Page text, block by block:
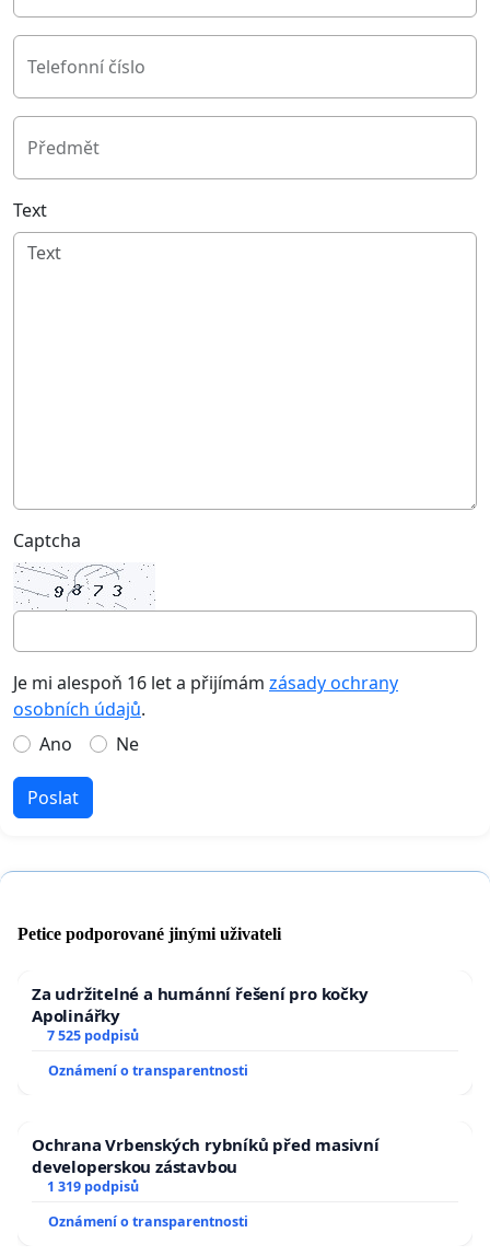
Telefonní číslo
Předmět
Text
Captcha
Je mi alespoň 16 let a přijímám zásady ochrany
osobních údajů.
Ano
Ne
Poslat
Petice podporované jinými uživateli
Za udržitelné a humánní řešení pro kočky
Apolinářky
7 525 podpisů
Oznámení o transparentnosti
Ochrana Vrbenských rybníků před masivní
developerskou zástavbou
1 319 podpisů
Oznámení o transparentnosti